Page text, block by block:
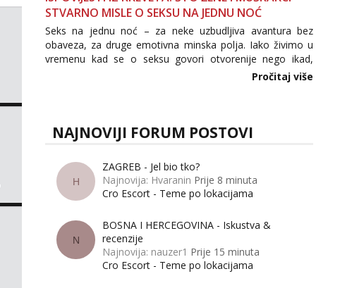
STVARNO MISLE O SEKSU NA JEDNU NOĆ
Seks na jednu noć – za neke uzbudljiva avantura bez
obaveza, za druge emotivna minska polja. Iako živimo u
vremenu kad se o seksu govori otvorenije nego ikad,
tema „jedne noći strasti“ i dalje izaziva burne rasprave. Što
Pročitaj više
NAJNOVIJI FORUM POSTOVI
H
ZAGREB - Jel bio tko?
Najnovija: Hvaranin Prije 8 minuta
Cro Escort - Teme po lokacijama
N
BOSNA I HERCEGOVINA - Iskustva &
recenzije
Najnovija: nauzer1 Prije 15 minuta
Cro Escort - Teme po lokacijama